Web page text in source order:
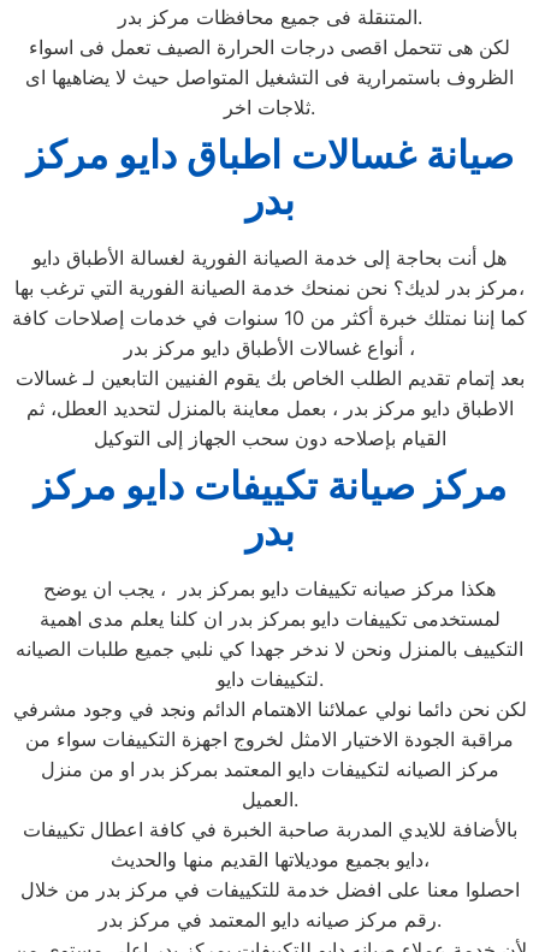
المتنقلة فى جميع محافظات مركز بدر.
لكن هى تتحمل اقصى درجات الحرارة الصيف تعمل فى اسواء
الظروف باستمرارية فى التشغيل المتواصل حيث لا يضاهيها اى
ثلاجات اخر.
صيانة غسالات اطباق دايو مركز
بدر
هل أنت بحاجة إلى خدمة الصيانة الفورية لغسالة الأطباق دايو
مركز بدر لديك؟ نحن نمنحك خدمة الصيانة الفورية التي ترغب بها،
كما إننا نمتلك خبرة أكثر من 10 سنوات في خدمات إصلاحات كافة
أنواع غسالات الأطباق دايو مركز بدر ،
بعد إتمام تقديم الطلب الخاص بك يقوم الفنيين التابعين لـ غسالات
الاطباق دايو مركز بدر ، بعمل معاينة بالمنزل لتحديد العطل، ثم
القيام بإصلاحه دون سحب الجهاز إلى التوكيل
مركز صيانة تكييفات دايو مركز
بدر
هكذا مركز صيانه تكييفات دايو بمركز بدر ، يجب ان يوضح
لمستخدمى تكييفات دايو بمركز بدر ان كلنا يعلم مدى اهمية
التكييف بالمنزل ونحن لا ندخر جهدا كي نلبي جميع طلبات الصيانه
لتكييفات دايو.
لكن نحن دائما نولي عملائنا الاهتمام الدائم ونجد في وجود مشرفي
مراقبة الجودة الاختيار الامثل لخروج اجهزة التكييفات سواء من
مركز الصيانه لتكييفات دايو المعتمد بمركز بدر او من منزل
العميل.
بالأضافة للايدي المدربة صاحبة الخبرة في كافة اعطال تكييفات
دايو بجميع موديلاتها القديم منها والحديث،
احصلوا معنا على افضل خدمة للتكييفات في مركز بدر من خلال
رقم مركز صيانه دايو المعتمد في مركز بدر.